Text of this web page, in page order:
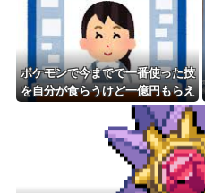
ポケモンで今までで一番使った技
を自分が食らうけど一億円もらえ